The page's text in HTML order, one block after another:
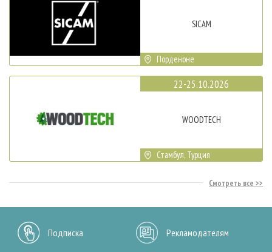
SICAM
Порденоне
22-25.10.2026
WOODTECH
Стамбул, Турция
Смотреть все
Подписка Рекламодателям